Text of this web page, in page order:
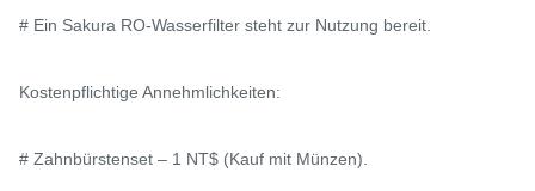
# Ein Sakura RO-Wasserfilter steht zur Nutzung bereit.
Kostenpflichtige Annehmlichkeiten:
# Zahnbürstenset – 1 NT$ (Kauf mit Münzen).